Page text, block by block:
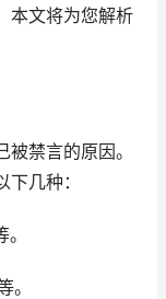
本文将为您解析
禁言的原因。
几种：
。